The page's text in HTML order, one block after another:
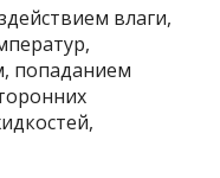
влаги,
попаданием